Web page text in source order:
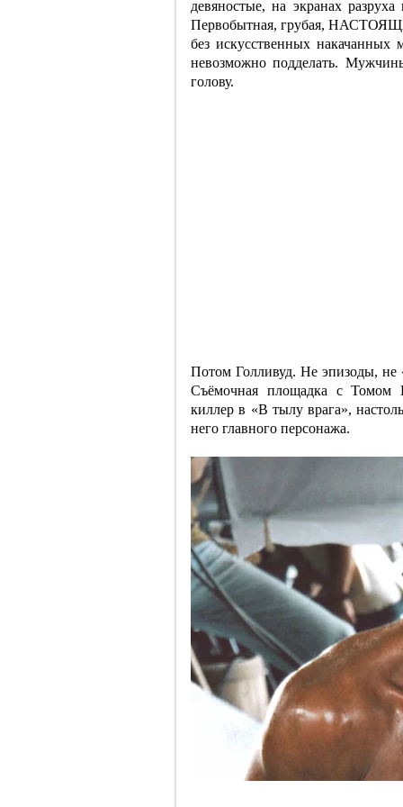
девяностые, на экранах
Первобытная, грубая,
без искусственных
невозможно подделать.
голову.
Потом Голливуд. Не эпизоды, не
Съёмочная площадка с Томом
киллер в «В тылу врага»,
него главного персонажа.